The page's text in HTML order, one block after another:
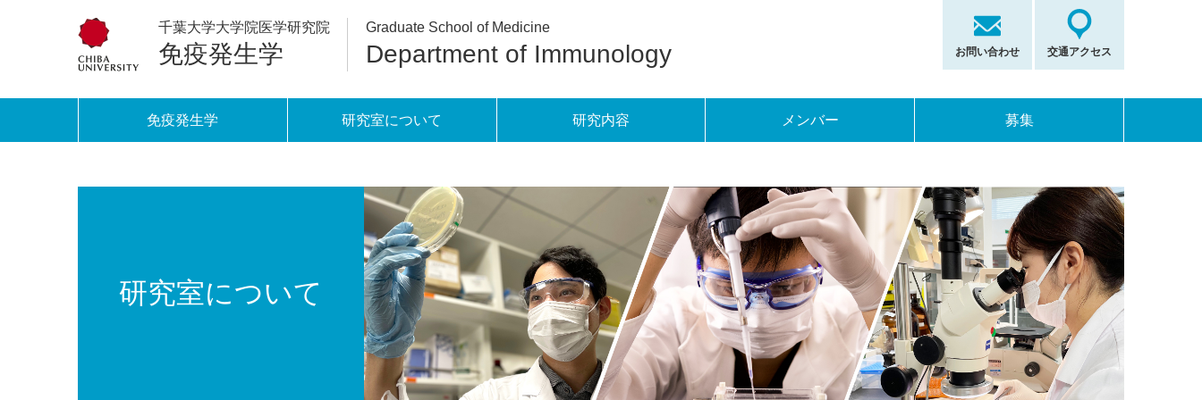
千葉大学大学院医学研究院
免疫発生学
Graduate School of Medicine
Department of Immunology お問い合わせ 交通アクセス
免疫発生学 研究室について 研究内容 メンバー 募集
研究室について